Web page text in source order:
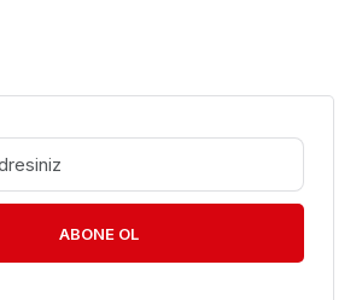
ABONE OL